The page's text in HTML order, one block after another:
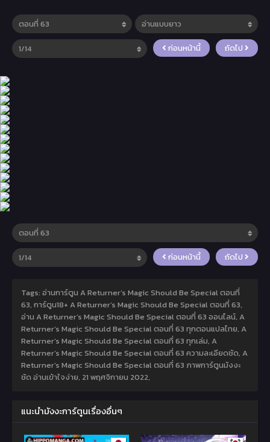
ก่อนหน้านี้ ถัดไป
ก่อนหน้านี้ ถัดไป
Tags: อ่านการ์ตูน A Returner’s Magic Should Be Special ตอนที่
63, การ์ตูน18+ A Returner’s Magic Should Be Special ตอนที่ 63,
อ่าน A Returner’s Magic Should Be Special ตอนที่ 63 ออนไลน์, A
Returner’s Magic Should Be Special ตอนที่ 63 ทุกตอนแปลไทย, A
Returner’s Magic Should Be Special ตอนที่ 63 ทุกเล่ม, A
Returner’s Magic Should Be Special ตอนที่ 63 ความละเอียดชัด, A
Returner’s Magic Should Be Special ตอนที่ 63 ภาพการ์ตูนมังงะ
ชัด อ่านเข้าใจง่าย, 21 พฤศจิกายน 2022,
แนะนำมังงะการ์ตูนเรื่องอื่นๆ